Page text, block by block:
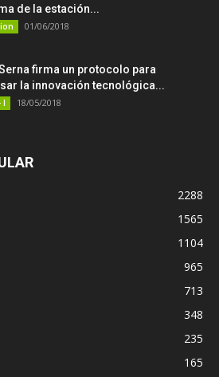
de la estación...
01/06/2018
firma un protocolo para
la innovación tecnológica...
I 18/05/2018
2288
1565
1104
965
713
348
235
165